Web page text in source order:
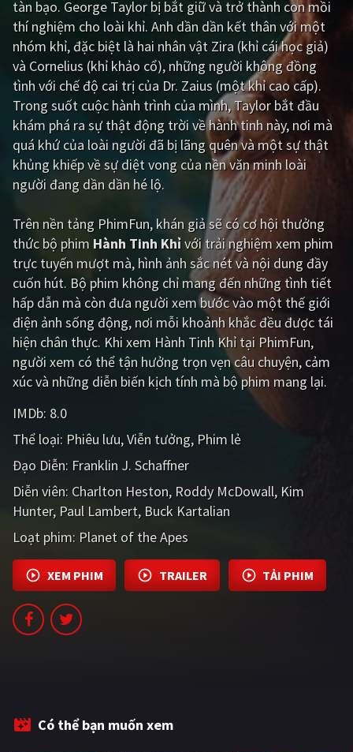
Giật gân Gia đình
Lịch sử
Viễn Tây Tiểu sử
GameShow DramaTV
QUỐC GIA
Âu - Mỹ Trung Quốc - Hồng Kông
Hàn Quốc Nhật Bản
Ấn Độ Việt Nam
Tổng hợp
CẬP NHẬT
PHIM MỚI
PHIM LẺ
PHIM CHIẾU RẠP
TUYỂN TẬP PHIM
tàn bạo. George Taylor bị bắt giữ và trở thành con mồi
thí nghiệm cho loài khỉ. Anh dần dần kết thân với một
nhóm khỉ, đặc biệt là hai nhân vật Zira (khỉ cái học giả)
và Cornelius (khỉ khảo cổ), những người không đồng
tình với chế độ cai trị của Dr. Zaius (một khỉ cao cấp).
Trong suốt cuộc hành trình của mình, Taylor bắt đầu
khám phá ra sự thật động trời về hành tinh này, nơi mà
quá khứ của loài người đã bị lãng quên và một sự thật
khủng khiếp về sự diệt vong của nền văn minh loài
người đang dần dần hé lộ.
Trên nền tảng PhimFun, khán giả sẽ có cơ hội thưởng
thức bộ phim Hành Tinh Khỉvới trải nghiệm xem phim
trực tuyến mượt mà, hình ảnh sắc nét và nội dung đầy
cuốn hút. Bộ phim không chỉ mang đến những tình tiết
hấp dẫn mà còn đưa người xem bước vào một thế giới
điện ảnh sống động, nơi mỗi khoảnh khắc đều được tái
hiện chân thực. Khi xem Hành Tinh Khỉ tại PhimFun,
người xem có thể tận hưởng trọn vẹn câu chuyện, cảm
xúc và những diễn biến kịch tính mà bộ phim mang lại.
IMDb: 8.0
Thể loại: Phiêu lưu Viễn tưởng Phim lẻ
Đạo Diễn: Franklin J. Schaffner
Diễn viên: Charlton Heston Roddy McDowall Kim
Hunter Paul Lambert Buck Kartalian
Loạt phim: Planet of the Apes
XEM PHIM TRAILER TẢI PHIM
Có thể bạn muốn xem